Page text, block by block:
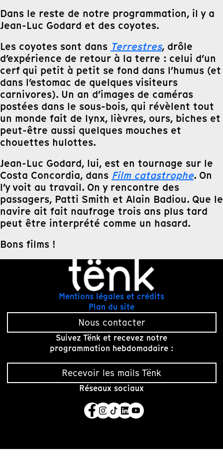
Dans le reste de notre programmation, il y a
Jean-Luc Godard et des coyotes.
Les coyotes sont dans Terrestres, drôle
d’expérience de retour à la terre : celui d’un
cerf qui petit à petit se fond dans l’humus (et
dans l’estomac de quelques visiteurs
carnivores). Un an d’images de caméras
postées dans le sous-bois, qui révèlent tout
un monde fait de lynx, lièvres, ours, biches et
peut-être aussi quelques mouches et
chouettes hulottes.
Jean-Luc Godard, lui, est en tournage sur le
Costa Concordia, dans Film catastrophe. On
l’y voit au travail. On y rencontre des
passagers, Patti Smith et Alain Badiou. Que le
navire ait fait naufrage trois ans plus tard
peut être interprété comme un hasard.
Bons films !
Mentions légales et crédits
Plan du site
Nous contacter
Suivez Tënk et recevez notre
programmation hebdomadaire :
Recevoir les mails Tënk
Réseaux sociaux